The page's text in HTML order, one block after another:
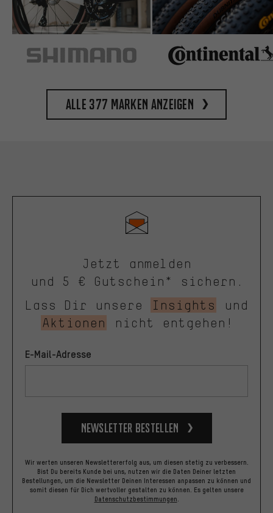
Alle 377 Marken anzeigen
Jetzt anmelden
und 5 € Gutschein* sichern.
Lass Dir unsere
Insights
und
Aktionen
nicht entgehen!
E-Mail-Adresse
Newsletter bestellen
Wir werten unseren Newslettererfolg aus, um diesen stetig zu verbessern.
Bist Du bereits Kunde bei uns, nutzen wir die Daten Deiner letzten
Bestellungen, um die Newsletter Deinen Interessen anpassen zu können und
somit diesen für Dich wertvoller gestalten zu können. Es gelten unsere
Datenschutzbestimmungen.